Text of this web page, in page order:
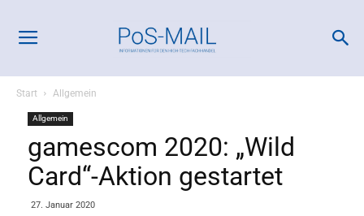
Start Allgemein
Allgemein
gamescom 2020: „Wild
Card“-Aktion gestartet
27. Januar 2020